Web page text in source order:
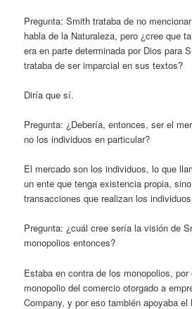
Pregunta: Smith trataba de no
habla de la Naturaleza, pero ¿cree que
era en parte determinada por Dios para
trataba de ser imparcial en sus textos?
Diría que sí.
Pregunta: ¿Debería, entonces, ser el
no los individuos en particular?
El mercado son los individuos, lo que
un ente que tenga existencia propia,
transacciones que realizan los
Pregunta: ¿cuál cree sería la visión de
monopolios entonces?
Estaba en contra de los monopolios,
monopolio del comercio otorgado a
Company, y por eso también apoyaba el